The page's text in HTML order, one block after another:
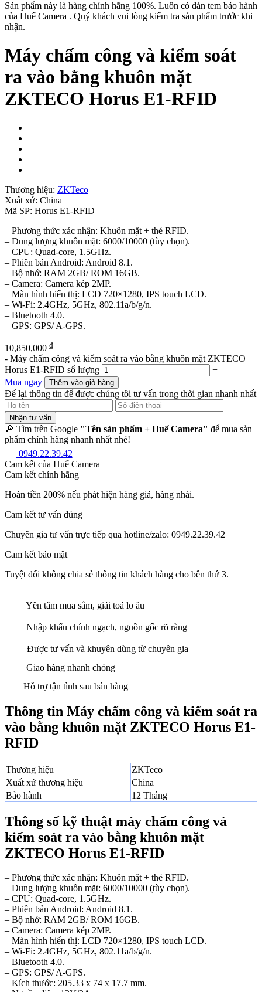
Sản phẩm này là hàng chính hãng 100%. Luôn có dán tem bảo hành
của Huế Camera . Quý khách vui lòng kiểm tra sản phẩm trước khi
nhận.
Máy chấm công và kiểm soát
ra vào bằng khuôn mặt
ZKTECO Horus E1-RFID
Thương hiệu: ZKTeco
Xuất xứ: China
Mã SP: Horus E1-RFID
– Phương thức xác nhận: Khuôn mặt + thẻ RFID.
– Dung lượng khuôn mặt: 6000/10000 (tùy chọn).
– CPU: Quad-core, 1.5GHz.
– Phiên bản Android: Android 8.1.
– Bộ nhớ: RAM 2GB/ ROM 16GB.
– Camera: Camera kép 2MP.
– Màn hình hiển thị: LCD 720×1280, IPS touch LCD.
– Wi-Fi: 2.4GHz, 5GHz, 802.11a/b/g/n.
– Bluetooth 4.0.
– GPS: GPS/ A-GPS.
10,850,000 ₫
- Máy chấm công và kiểm soát ra vào bằng khuôn mặt ZKTECO
Horus E1-RFID số lượng
+
Mua ngay
Thêm vào giỏ hàng
Để lại thông tin để được chúng tôi tư vấn trong thời gian nhanh nhất
Nhận tư vấn
🔎 Tìm trên Google "Tên sản phẩm + Huế Camera" để mua sản
phẩm chính hãng nhanh nhất nhé!
0949.22.39.42
Cam kết của Huế Camera
Cam kết chính hãng
Hoàn tiền 200% nếu phát hiện hàng giả, hàng nhái.
Cam kết tư vấn đúng
Chuyên gia tư vấn trực tiếp qua hotline/zalo: 0949.22.39.42
Cam kết bảo mật
Tuyệt đối không chia sẻ thông tin khách hàng cho bên thứ 3.
Yên tâm mua sắm, giải toả lo âu
Nhập khẩu chính ngạch, nguồn gốc rõ ràng
Được tư vấn và khuyên dùng từ chuyên gia
Giao hàng nhanh chóng
Hỗ trợ tận tình sau bán hàng
Thông tin Máy chấm công và kiểm soát ra
vào bằng khuôn mặt ZKTECO Horus E1-
RFID
Thương hiệu
ZKTeco
Xuất xứ thương hiệu
China
Bảo hành
12 Tháng
Thông số kỹ thuật máy chấm công và
kiểm soát ra vào bằng khuôn mặt
ZKTECO Horus E1-RFID
– Phương thức xác nhận: Khuôn mặt + thẻ RFID.
– Dung lượng khuôn mặt: 6000/10000 (tùy chọn).
– CPU: Quad-core, 1.5GHz.
– Phiên bản Android: Android 8.1.
– Bộ nhớ: RAM 2GB/ ROM 16GB.
– Camera: Camera kép 2MP.
– Màn hình hiển thị: LCD 720×1280, IPS touch LCD.
– Wi-Fi: 2.4GHz, 5GHz, 802.11a/b/g/n.
– Bluetooth 4.0.
– GPS: GPS/ A-GPS.
– Kích thước: 205.33 x 74 x 17.7 mm.